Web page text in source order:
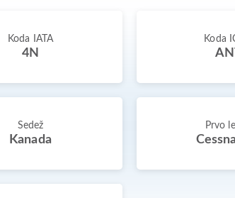
Koda IATA
4N
Koda
Sedež
Kanada
Prvo